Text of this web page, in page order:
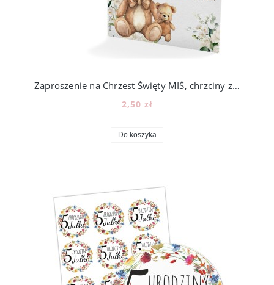
Zaproszenie na Chrzest Święty MIŚ, chrzciny z misiem balony [45]
2,50 zł
Do koszyka